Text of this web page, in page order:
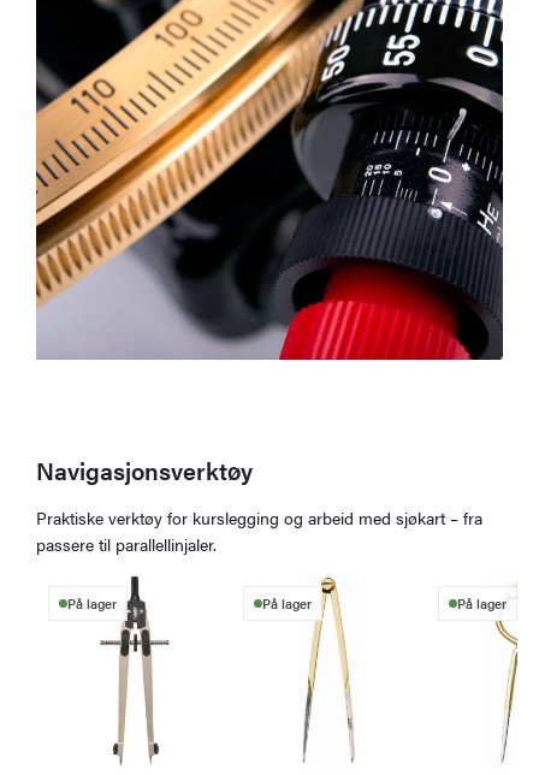
Navigasjonsverktøy
Praktiske verktøy for kurslegging og arbeid med sjøkart – fra
passere til parallellinjaler.
På lager På lager På lager